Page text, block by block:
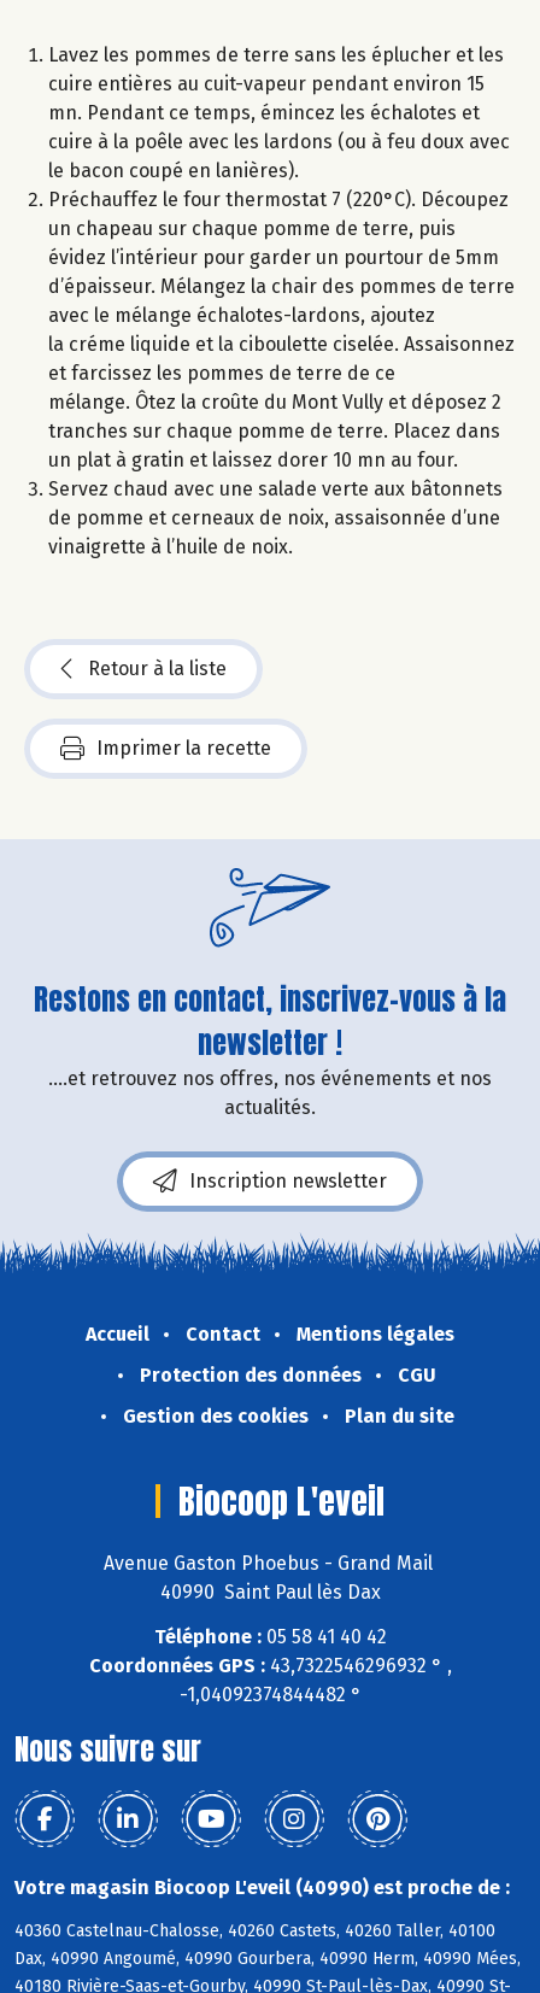
Lavez les pommes de terre sans les éplucher et les
cuire entières au cuit-vapeur pendant environ 15
mn. Pendant ce temps, émincez les échalotes et
cuire à la poêle avec les lardons (ou à feu doux avec
le bacon coupé en lanières).
Préchauffez le four thermostat 7 (220°C). Découpez
un chapeau sur chaque pomme de terre, puis
évidez l’intérieur pour garder un pourtour de 5mm
d’épaisseur. Mélangez la chair des pommes de terre
avec le mélange échalotes-lardons, ajoutez
la créme liquide et la ciboulette ciselée. Assaisonnez
et farcissez les pommes de terre de ce
mélange. Ôtez la croûte du Mont Vully et déposez 2
tranches sur chaque pomme de terre. Placez dans
un plat à gratin et laissez dorer 10 mn au four.
Servez chaud avec une salade verte aux bâtonnets
de pomme et cerneaux de noix, assaisonnée d’une
vinaigrette à l’huile de noix.
Retour à la liste
Imprimer la recette
Restons en contact, inscrivez-vous à la
newsletter !
....et retrouvez nos offres, nos événements et nos
actualités.
Inscription newsletter
Accueil Contact
Mentions légales
Protection des données
CGU
Gestion des cookies
Plan du site
Biocoop L'eveil
Avenue Gaston Phoebus - Grand Mail
40990 Saint Paul lès Dax
Téléphone :05 58 41 40 42
Coordonnées GPS :43,7322546296932 ° ,
-1,04092374844482 °
Nous suivre sur
Votre magasin Biocoop L'eveil (40990) est proche de :
40360 Castelnau-Chalosse, 40260 Castets, 40260 Taller, 40100
Dax, 40990 Angoumé, 40990 Gourbera, 40990 Herm, 40990 Mées,
40180 Rivière-Saas-et-Gourby, 40990 St-Paul-lès-Dax, 40990 St-